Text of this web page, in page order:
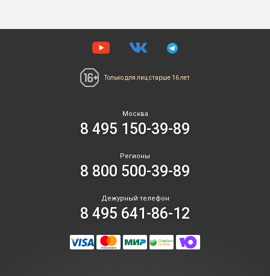
Только для лиц старше 16 лет
Москва
8 495 150-39-89
Регионы
8 800 500-39-89
Дежурный телефон
8 495 641-86-12